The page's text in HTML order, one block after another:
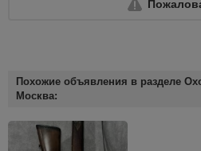
Похожие объявления в разделе
Москва: